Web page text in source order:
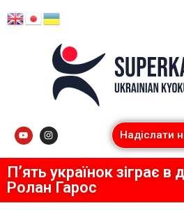
Надіслати
П’ять українок зіграє в
Ролан Гарос